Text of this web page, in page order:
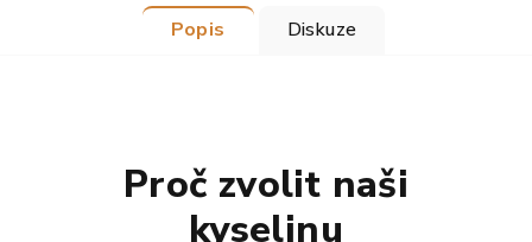
Popis Diskuze
Proč zvolit naši
kyselinu